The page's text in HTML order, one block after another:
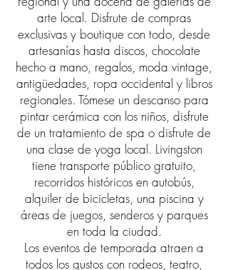
arte local. Disfrute de compras
exclusivas y boutique con todo, desde
artesanías hasta discos, chocolate
hecho a mano, regalos, moda vintage,
antigüedades, ropa occidental y libros
regionales. Tómese un descanso para
pintar cerámica con los niños, disfrute
de un tratamiento de spa o disfrute de
una clase de yoga local. Livingston
tiene transporte público gratuito,
recorridos históricos en autobús,
alquiler de bicicletas, una piscina y
áreas de juegos, senderos y parques
en toda la ciudad.
Los eventos de temporada atraen a
todos los gustos con rodeos, teatro,